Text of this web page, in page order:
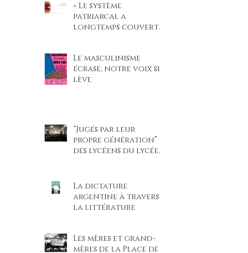
« Le système
patriarcal a
longtemps couvert
femmes »
Le masculinisme
écrase, notre voix se
lève
“Jugés par leur
propre génération” :
des lycéens du lycée
climatique
percutant
La dictature
argentine à travers
la littérature
Les mères et grand-
mères de la Place de